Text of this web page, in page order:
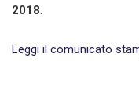
2018.
Leggi il comunicato